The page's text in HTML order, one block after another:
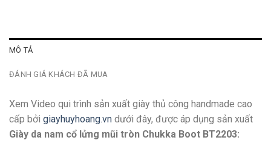
MÔ TẢ
ĐÁNH GIÁ KHÁCH ĐÃ MUA
Xem Video qui trình sản xuất giày thủ công handmade cao
cấp bởi giayhuyhoang.vn dưới đây, được áp dụng sản xuất
Giày da nam cổ lửng mũi tròn Chukka Boot BT2203: